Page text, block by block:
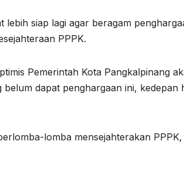
siap lagi agar beragam
PPPK.
Pemerintah Kota Pangkalpinang
dapat penghargaan ini, kedepan
lomba mensejahterakan